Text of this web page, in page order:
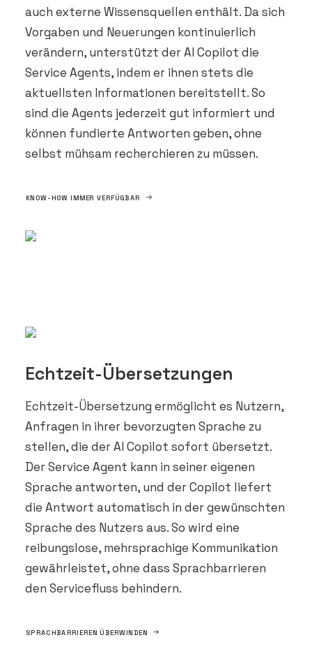
auch externe Wissensquellen enthält. Da sich
Vorgaben und Neuerungen kontinuierlich
verändern, unterstützt der AI Copilot die
Service Agents, indem er ihnen stets die
aktuellsten Informationen bereitstellt. So
sind die Agents jederzeit gut informiert und
können fundierte Antworten geben, ohne
selbst mühsam recherchieren zu müssen.
KNOW-HOW IMMER VERFÜGBAR
Echtzeit-Übersetzungen
Echtzeit-Übersetzung ermöglicht es Nutzern,
Anfragen in ihrer bevorzugten Sprache zu
stellen, die der AI Copilot sofort übersetzt.
Der Service Agent kann in seiner eigenen
Sprache antworten, und der Copilot liefert
die Antwort automatisch in der gewünschten
Sprache des Nutzers aus. So wird eine
reibungslose, mehrsprachige Kommunikation
gewährleistet, ohne dass Sprachbarrieren
den Servicefluss behindern.
SPRACHBARRIEREN ÜBERWINDEN